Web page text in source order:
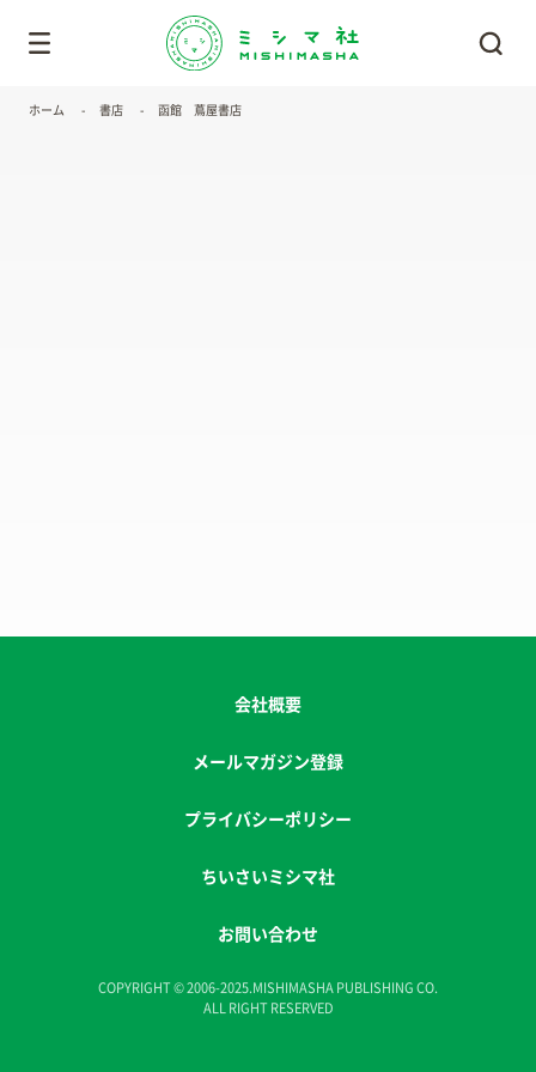
ホーム 書店 函館 蔦屋書店
会社概要
メールマガジン登録
プライバシーポリシー
ちいさいミシマ社
お問い合わせ
COPYRIGHT © 2006-2025.MISHIMASHA PUBLISHING CO.
ALL RIGHT RESERVED